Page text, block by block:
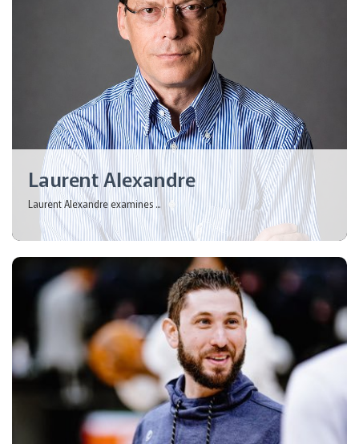
Laurent Alexandre
Laurent Alexandre examines ...